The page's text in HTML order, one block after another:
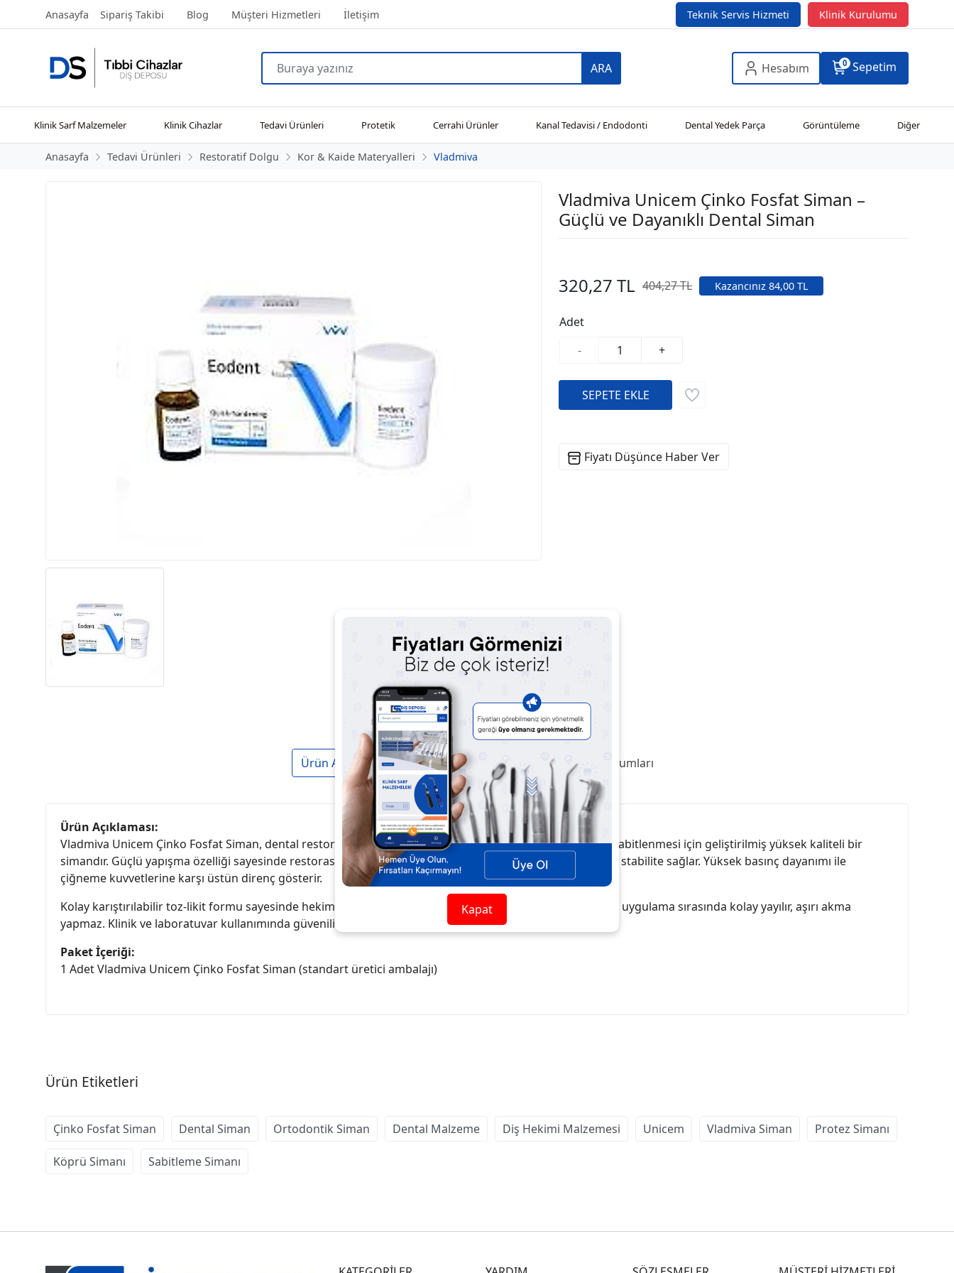
Anasayfa Sipariş Takibi Blog Müşteri Hizmetleri İletişim Teknik Servis Hizmeti Klinik Kurulumu
ARA Hesabım 0 Sepetim
Klinik Sarf Malzemeler Klinik Cihazlar Tedavi Ürünleri Protetik Cerrahi Ürünler Kanal Tedavisi / Endodonti Dental Yedek Parça Görüntüleme Diğer
Anasayfa Tedavi Ürünleri Restoratif Dolgu Kor & Kaide Materyalleri Vladmiva
Vladmiva Unicem Çinko Fosfat Siman –
Güçlü ve Dayanıklı Dental Siman
320,27 TL 404,27 TL Kazancınız 84,00 TL
Adet
-
+
Fiyatı Düşünce Haber Ver
Ürün Açıklaması Taksit / Ödeme Seçenekleri Ürün Yorumları
Ürün Açıklaması:
Vladmiva Unicem Çinko Fosfat Siman, dental restorasyonlarda protez, köprü ve ortodontik braketlerin sabitlenmesi için geliştirilmiş yüksek kaliteli bir
simandır. Güçlü yapışma özelliği sayesinde restorasyonları güvenli bir şekilde yerinde tutar, uzun ömürlü stabilite sağlar. Yüksek basınç dayanımı ile
çiğneme kuvvetlerine karşı üstün direnç gösterir.
Kolay karıştırılabilir toz-likit formu sayesinde hekimlere pratik kullanım imkânı sunar. Pürüzsüz kıvamı ile uygulama sırasında kolay yayılır, aşırı akma
yapmaz. Klinik ve laboratuvar kullanımında güvenilir performans sağlar.
Paket İçeriği:
1 Adet Vladmiva Unicem Çinko Fosfat Siman (standart üretici ambalajı)
Ürün Etiketleri
Çinko Fosfat Siman Dental Siman Ortodontik Siman Dental Malzeme Diş Hekimi Malzemesi Unicem Vladmiva Siman Protez Simanı
Köprü Simanı Sabitleme Simanı
Kapat